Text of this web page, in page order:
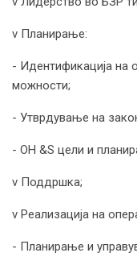
v Планирање:
- Идентификација на
можности;
- Утврдување на
- OH &S цели и
v Поддршка;
v Реализација на
- Планирање и